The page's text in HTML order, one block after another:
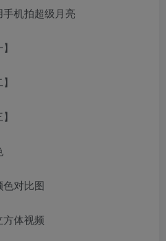
机拍超级月亮
对比图
体视频